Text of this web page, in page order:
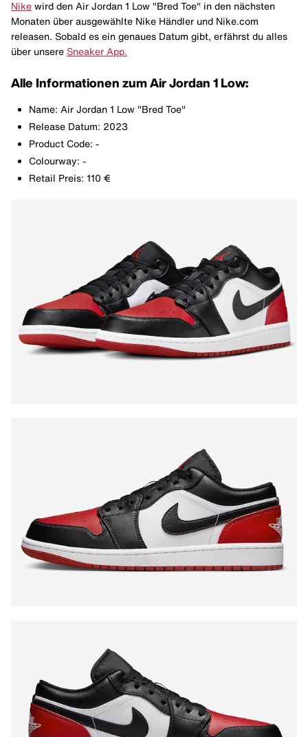
Nike wird den Air Jordan 1 Low "Bred Toe" in den nächsten
Monaten über ausgewählte Nike Händler und Nike.com
releasen. Sobald es ein genaues Datum gibt, erfährst du alles
über unsere Sneaker App.
Alle Informationen zum Air Jordan 1 Low:
Name: Air Jordan 1 Low "Bred Toe"
Release Datum: 2023
Product Code: -
Colourway: -
Retail Preis: 110 €